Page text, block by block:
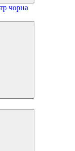
чорна